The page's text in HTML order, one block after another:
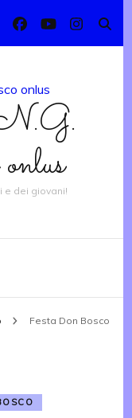
e dei giovani!
Festa Don Bosco